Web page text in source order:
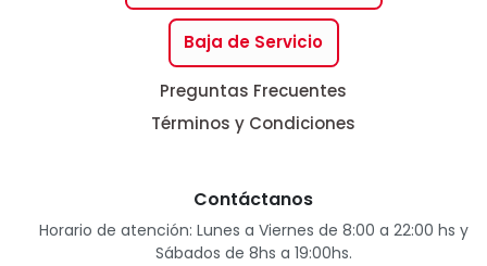
Baja de Servicio
Preguntas Frecuentes
Términos y Condiciones
Contáctanos
Horario de atención: Lunes a Viernes de 8:00 a 22:00 hs y
Sábados de 8hs a 19:00hs.